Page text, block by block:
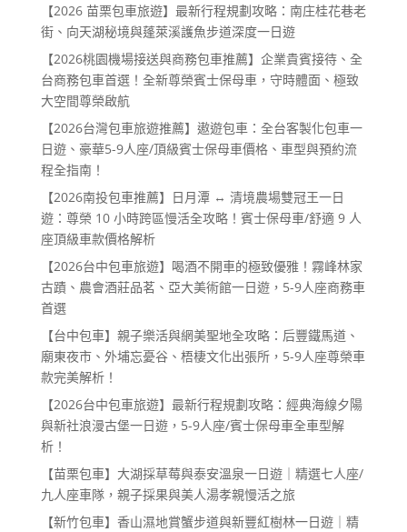
【2026 苗栗包車旅遊】最新行程規劃攻略：南庄桂花巷老
街、向天湖秘境與蓬萊溪護魚步道深度一日遊
【2026桃園機場接送與商務包車推薦】企業貴賓接待、全
台商務包車首選！全新尊榮賓士保母車，守時體面、極致
大空間尊榮啟航
【2026台灣包車旅遊推薦】遨遊包車：全台客製化包車一
日遊、豪華5-9人座/頂級賓士保母車價格、車型與預約流
程全指南！
【2026南投包車推薦】日月潭 ↔ 清境農場雙冠王一日
遊：尊榮 10 小時跨區慢活全攻略！賓士保母車/舒適 9 人
座頂級車款價格解析
【2026台中包車旅遊】喝酒不開車的極致優雅！霧峰林家
古蹟、農會酒莊品茗、亞大美術館一日遊，5-9人座商務車
首選
【台中包車】親子樂活與網美聖地全攻略：后豐鐵馬道、
廟東夜市、外埔忘憂谷、梧棲文化出張所，5-9人座尊榮車
款完美解析！
【2026台中包車旅遊】最新行程規劃攻略：經典海線夕陽
與新社浪漫古堡一日遊，5-9人座/賓士保母車全車型解
析！
【苗栗包車】大湖採草莓與泰安溫泉一日遊｜精選七人座/
九人座車隊，親子採果與美人湯孝親慢活之旅
【新竹包車】香山濕地賞蟹步道與新豐紅樹林一日遊｜精